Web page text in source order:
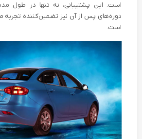
است. این پشتیبانی، نه تنها در طول مدت
دوره‌های پس از آن نیز تضمین‌کننده تجربه
است.